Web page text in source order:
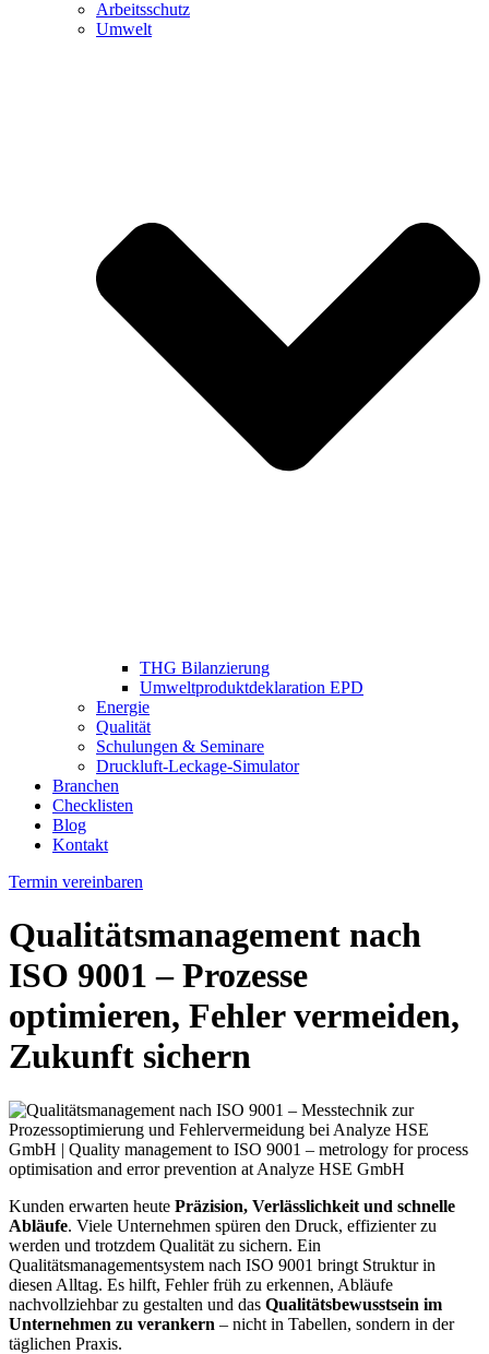
Arbeitsschutz
Umwelt
THG Bilanzierung
Umweltproduktdeklaration EPD
Energie
Qualität
Schulungen & Seminare
Druckluft-Leckage-Simulator
Branchen
Checklisten
Blog
Kontakt
Termin vereinbaren
Qualitätsmanagement nach
ISO 9001 – Prozesse
optimieren, Fehler vermeiden,
Zukunft sichern
Kunden erwarten heute Präzision, Verlässlichkeit und schnelle
Abläufe. Viele Unternehmen spüren den Druck, effizienter zu
werden und trotzdem Qualität zu sichern. Ein
Qualitätsmanagementsystem nach ISO 9001 bringt Struktur in
diesen Alltag. Es hilft, Fehler früh zu erkennen, Abläufe
nachvollziehbar zu gestalten und das Qualitätsbewusstsein im
Unternehmen zu verankern – nicht in Tabellen, sondern in der
täglichen Praxis.